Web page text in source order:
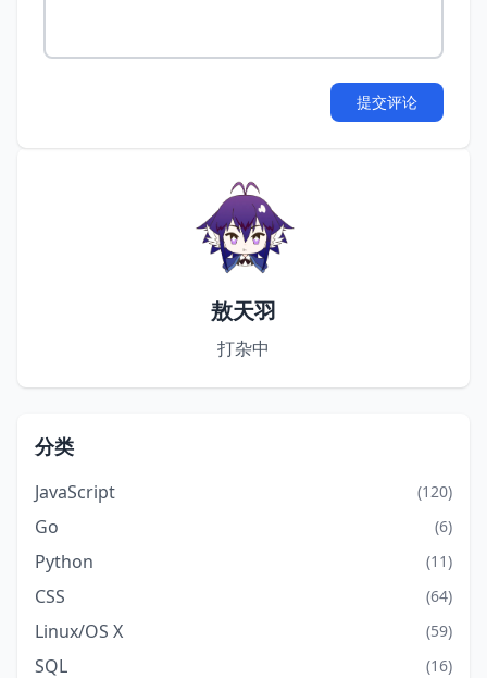
提交评论
敖天羽
打杂中
分类
JavaScript (120)
Go (6)
Python (11)
CSS (64)
Linux/OS X (59)
SQL (16)